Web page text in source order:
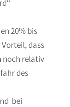
20% bis
dass
noch relativ
des
bei